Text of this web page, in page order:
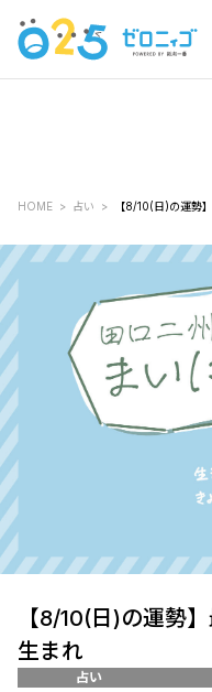
HOME 占い 【8/10(日)の運勢
【8/10(日)の運勢
生まれ
占い